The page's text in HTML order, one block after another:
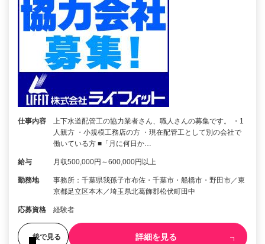
仕事内容
上下水道配管工の協力業者さん、職人さんの募集です。 ・1
人親方 ・小規模工務店の方 ・現在配管工として別の会社で
働いている方 ■「月に何日か…
給与 月収500,000円～600,000円以上
勤務地
事務所：千葉県我孫子市布佐・千葉市・船橋市・野田市／東
京都足立区本木／埼玉県北葛飾郡松伏町田中
応募資格 経験者
後で見る 詳細を見る